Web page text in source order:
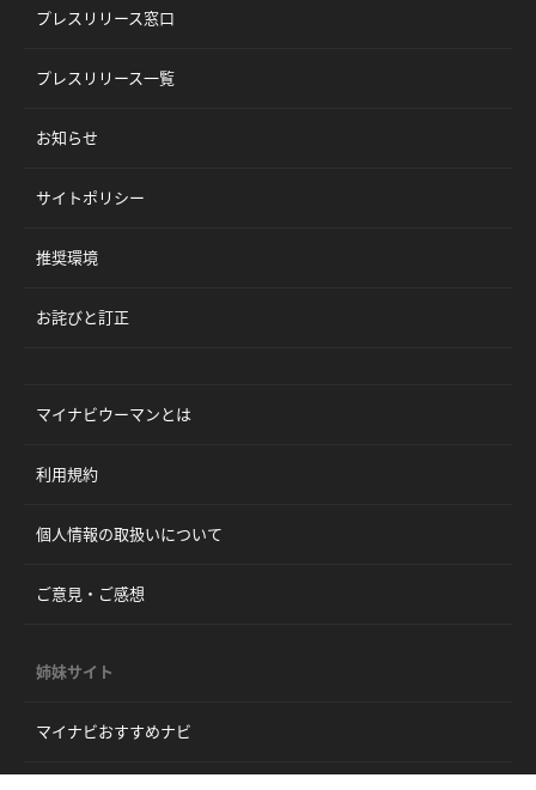
プレスリリース窓口
プレスリリース一覧
お知らせ
サイトポリシー
推奨環境
お詫びと訂正
マイナビウーマンとは
利用規約
個人情報の取扱いについて
ご意見・ご感想
姉妹サイト
マイナビおすすめナビ